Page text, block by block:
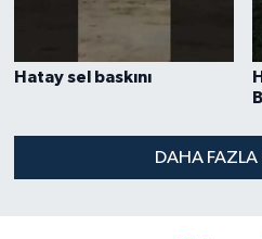
Hatay sel baskını
DAHA FAZLA